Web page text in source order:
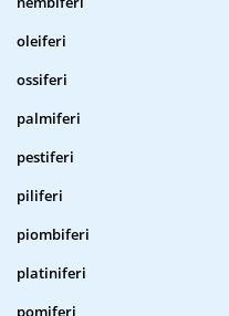
oleiferi
ossiferi
palmiferi
pestiferi
piliferi
piombiferi
platiniferi
pomiferi